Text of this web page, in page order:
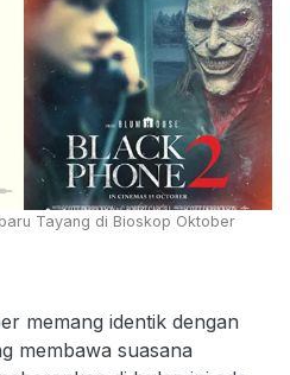
Tayang di Bioskop Oktober
memang identik dengan
membawa suasana